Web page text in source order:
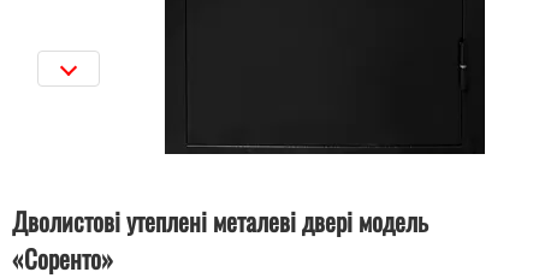
Дволистові утеплені металеві двері модель
«Соренто»